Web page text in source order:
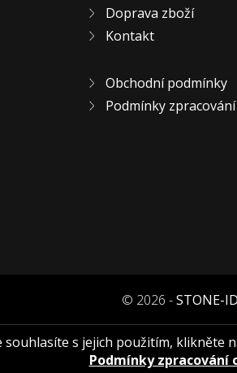
Doprava zboží
Kontakt
Obchodní podmínky
Podmínky
© 2026 -STONE-
s jejich použitím, klikněte
Podmínky zpracování